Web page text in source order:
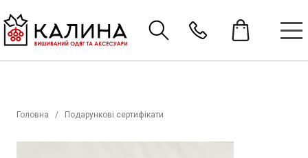
Головна Подарункові сертифікати